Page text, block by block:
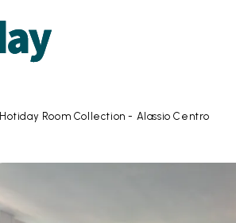
Hotiday Room Collection - Alassio Centro07